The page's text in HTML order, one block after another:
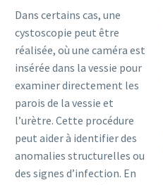
Dans certains cas, une
cystoscopie peut être
réalisée, où une caméra est
insérée dans la vessie pour
examiner directement les
parois de la vessie et
l’urètre. Cette procédure
peut aider à identifier des
anomalies structurelles ou
des signes d’infection. En